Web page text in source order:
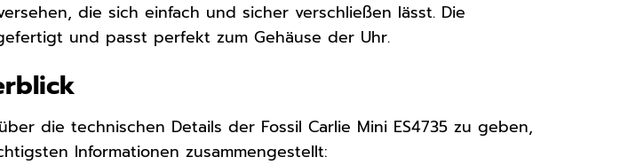
die sich einfach und sicher verschließen lässt. Die
und passt perfekt zum Gehäuse der Uhr.
die technischen Details der Fossil Carlie Mini ES4735 zu geben,
Informationen zusammengestellt: